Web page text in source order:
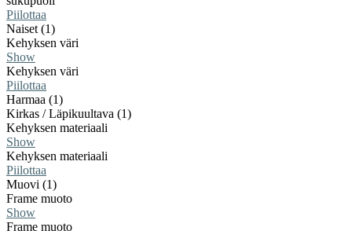
Piilottaa
Naiset (1)
Kehyksen väri
Show
Kehyksen väri
Piilottaa
Harmaa (1)
Kirkas / Läpikuultava (1)
Kehyksen materiaali
Show
Kehyksen materiaali
Piilottaa
Muovi (1)
Frame muoto
Show
Frame muoto